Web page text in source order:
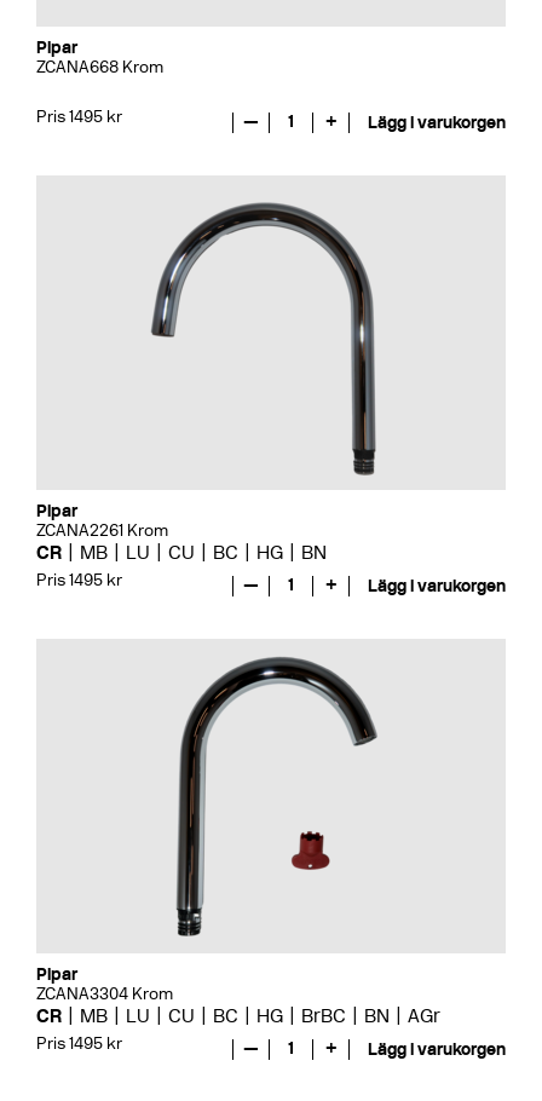
Pipar
ZCANA668 Krom
Pris 1495 kr — 1 + Lägg i varukorgen
Pipar
ZCANA2261 Krom
CR MB LU CU BC HG BN
Pris 1495 kr — 1 + Lägg i varukorgen
Pipar
ZCANA3304 Krom
CR MB LU CU BC HG BrBC BN AGr
Pris 1495 kr — 1 + Lägg i varukorgen